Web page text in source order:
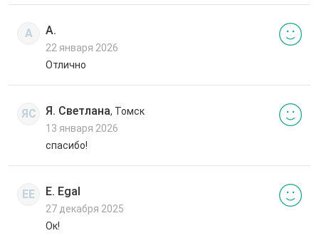
А А.
22 января 2026
Отлично
ЯС Я. Светлана, Томск
13 января 2026
спасибо!
EE E. Egal
27 декабря 2025
Ок!